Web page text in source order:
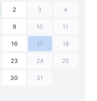
2 3 4
9 10 11
16 17 18
23 24 25
30 31